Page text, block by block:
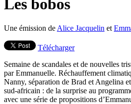
Les bobos
Une émission de Alice Jacquelin et
Télécharger
Semaine de scandales et de nouvelles
par Emmanuelle. Réchauffement
Nanny, séparation de Brad et Angelina
sud-africain : de la surprise au
avec une série de propositions